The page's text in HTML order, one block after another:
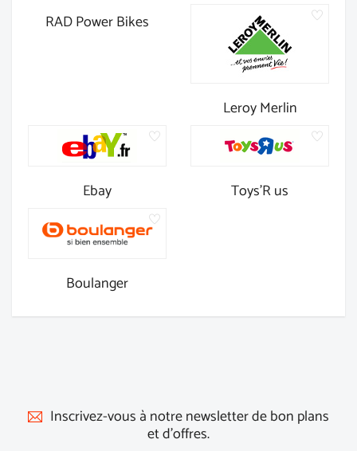
RAD Power Bikes
Leroy Merlin
Ebay Toys'R us
Boulanger
Inscrivez-vous à notre newsletter de bon plans
et d'offres.